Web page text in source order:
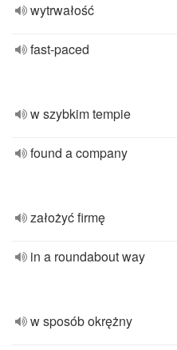
wytrwałość
fast-paced
w szybkim tempie
found a company
założyć firmę
in a roundabout way
w sposób okrężny